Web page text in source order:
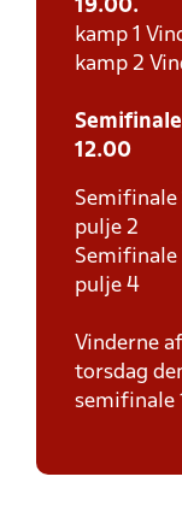
19.00.
kamp 1
kamp 2
12.00
Semifinale
pulje 2
Semifinale
pulje 4
Vinderne
torsdag
semifinale